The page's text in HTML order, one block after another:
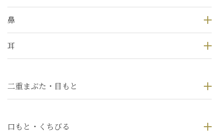
鼻
耳
二重まぶた・目もと
口もと・くちびる